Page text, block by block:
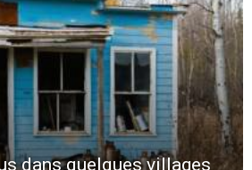
dans quelques villages